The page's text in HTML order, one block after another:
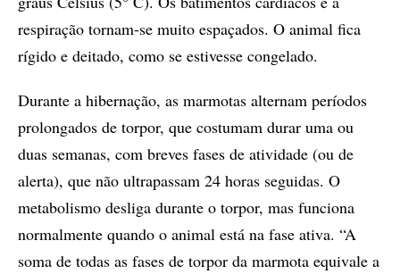
respiração tornam-se muito espaçados. O animal fica
rígido e deitado, como se estivesse congelado.
Durante a hibernação, as marmotas alternam períodos
prolongados de torpor, que costumam durar uma ou
duas semanas, com breves fases de atividade (ou de
alerta), que não ultrapassam 24 horas seguidas. O
metabolismo desliga durante o torpor, mas funciona
normalmente quando o animal está na fase ativa. “A
soma de todas as fases de torpor da marmota equivale a